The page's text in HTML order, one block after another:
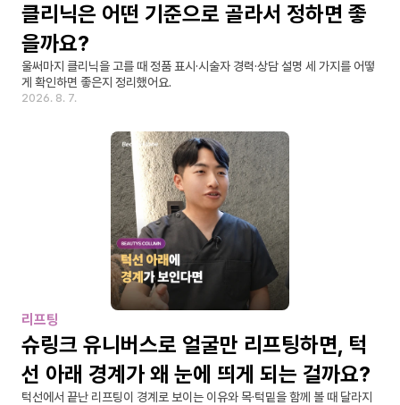
클리닉은 어떤 기준으로 골라서 정하면 좋
을까요?
울써마지 클리닉을 고를 때 정품 표시·시술자 경력·상담 설명 세 가지를 어떻
게 확인하면 좋은지 정리했어요.
2026. 8. 7.
리프팅
슈링크 유니버스로 얼굴만 리프팅하면, 턱
선 아래 경계가 왜 눈에 띄게 되는 걸까요?
턱선에서 끝난 리프팅이 경계로 보이는 이유와 목·턱밑을 함께 볼 때 달라지